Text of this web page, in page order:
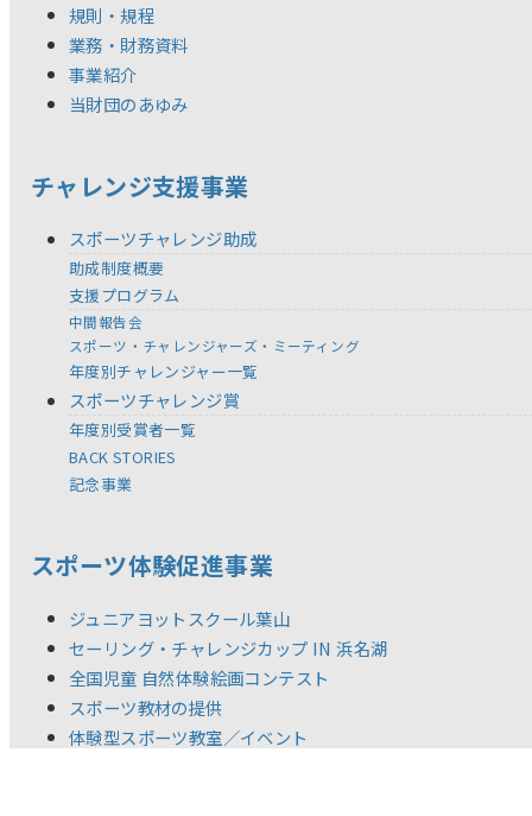
規則・規程
業務・財務資料
事業紹介
当財団のあゆみ
チャレンジ支援事業
スポーツチャレンジ助成
助成制度概要
支援プログラム
中間報告会
スポーツ・チャレンジャーズ・ミーティング
年度別チャレンジャー一覧
スポーツチャレンジ賞
年度別受賞者一覧
BACK STORIES
記念事業
スポーツ体験促進事業
ジュニアヨットスクール葉山
セーリング・チャレンジカップ IN 浜名湖
全国児童 自然体験絵画コンテスト
スポーツ教材の提供
体験型スポーツ教室／イベント